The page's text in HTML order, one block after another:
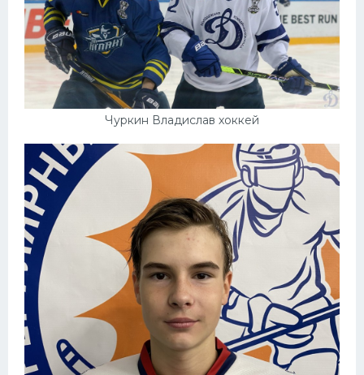
Чуркин Владислав хоккей